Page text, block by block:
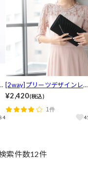
[2way]プリーツデザインレタ
ークラッチバッグ
¥2,420(税込)
1件
索件数12件